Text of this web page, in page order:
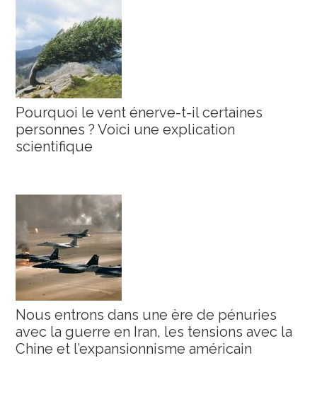
Pourquoi le vent énerve-t-il certaines
personnes ? Voici une explication
scientifique
Nous entrons dans une ère de pénuries
avec la guerre en Iran, les tensions avec la
Chine et l’expansionnisme américain